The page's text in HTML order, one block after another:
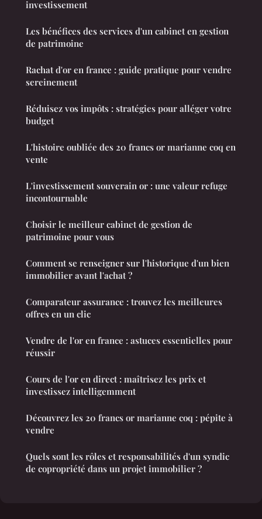
investissement
Les bénéfices des services d'un cabinet en gestion
de patrimoine
Rachat d'or en france : guide pratique pour vendre
sereinement
Réduisez vos impôts : stratégies pour alléger votre
budget
L'histoire oubliée des 20 francs or marianne coq en
vente
L'investissement souverain or : une valeur refuge
incontournable
Choisir le meilleur cabinet de gestion de
patrimoine pour vous
Comment se renseigner sur l'historique d'un bien
immobilier avant l'achat ?
Comparateur assurance : trouvez les meilleures
offres en un clic
Vendre de l'or en france : astuces essentielles pour
réussir
Cours de l'or en direct : maîtrisez les prix et
investissez intelligemment
Découvrez les 20 francs or marianne coq : pépite à
vendre
Quels sont les rôles et responsabilités d'un syndic
de copropriété dans un projet immobilier ?